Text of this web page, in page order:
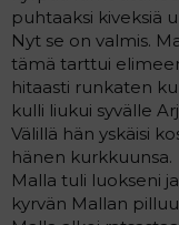
puhtaaksi kiveksiä
Nyt se on valmis.
tämä tarttui
hitaasti runkaten
kulli liukui syvälle
Välillä hän yskäisi
hänen kurkkuunsa.
Malla tuli luokseni
kyrvän Mallan